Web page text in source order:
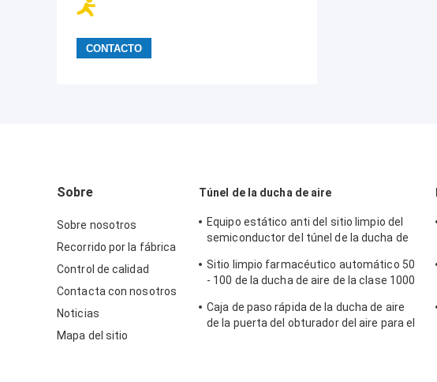
Sobre
Sobre nosotros
Recorrido por la fábrica
Control de calidad
Contacta con nosotros
Noticias
Mapa del sitio
Túnel de la ducha de aire
Equipo estático anti del sitio limpio del
semiconductor del túnel de la ducha de
Sitio limpio farmacéutico automático 50
- 100 de la ducha de aire de la clase 1000
Caja de paso rápida de la ducha de aire
de la puerta del obturador del aire para el